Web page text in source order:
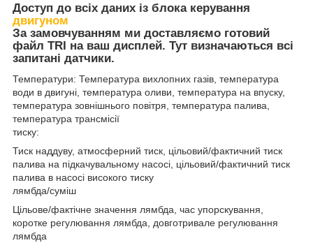
Доступ до всіх даних із блока керування
двигуном
За замовчуванням ми доставляємо готовий
файл TRI на ваш дисплей. Тут визначаються всі
запитані датчики.
Температури: Температура вихлопних газів, температура
води в двигуні, температура оливи, температура на впуску,
температура зовнішнього повітря, температура палива,
температура трансмісії
тиску:
Тиск наддуву, атмосферний тиск, цільовий/фактичний тиск
палива на підкачувальному насосі, цільовий/фактичний тиск
палива в насосі високого тиску
лямбда/суміш
Цільове/фактічне значення лямбда, час упорскування,
коротке регулювання лямбда, довготривале регулювання
лямбда